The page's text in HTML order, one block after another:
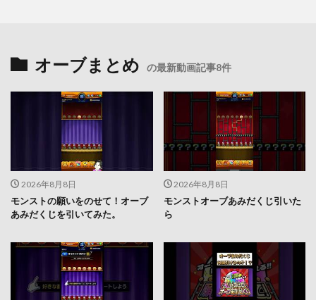
オーブまとめ の最新動画記事8件
2026年8月8日
モンストの願いをのせて！オーブ
あみだくじを引いてみた。
2026年8月8日
モンストオーブあみだくじ引いた
ら